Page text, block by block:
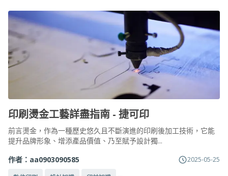
印刷燙金工藝詳盡指南 - 捷可印
前言燙金，作為一種歷史悠久且不斷演進的印刷後加工技術，它能
提升品牌形象、增添產品價值、乃至賦予設計獨...
作者： aa0903090585 2025-05-25